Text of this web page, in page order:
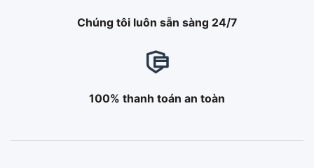
Chúng tôi luôn sẵn sàng 24/7
100% thanh toán an toàn